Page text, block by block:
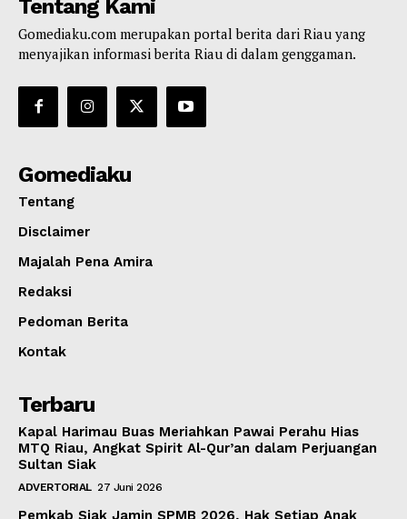
Tentang Kami
Gomediaku.com merupakan portal berita dari Riau yang
menyajikan informasi berita Riau di dalam genggaman.
Gomediaku
Tentang
Disclaimer
Majalah Pena Amira
Redaksi
Pedoman Berita
Kontak
Terbaru
Kapal Harimau Buas Meriahkan Pawai Perahu Hias
MTQ Riau, Angkat Spirit Al-Qur’an dalam Perjuangan
Sultan Siak
ADVERTORIAL 27 Juni 2026
Pemkab Siak Jamin SPMB 2026, Hak Setiap Anak